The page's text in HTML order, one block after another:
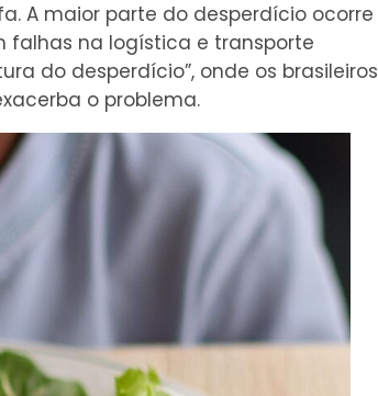
A maior parte do desperdício ocorre
falhas na logística e transporte
do desperdício”, onde os brasileiros
o problema.